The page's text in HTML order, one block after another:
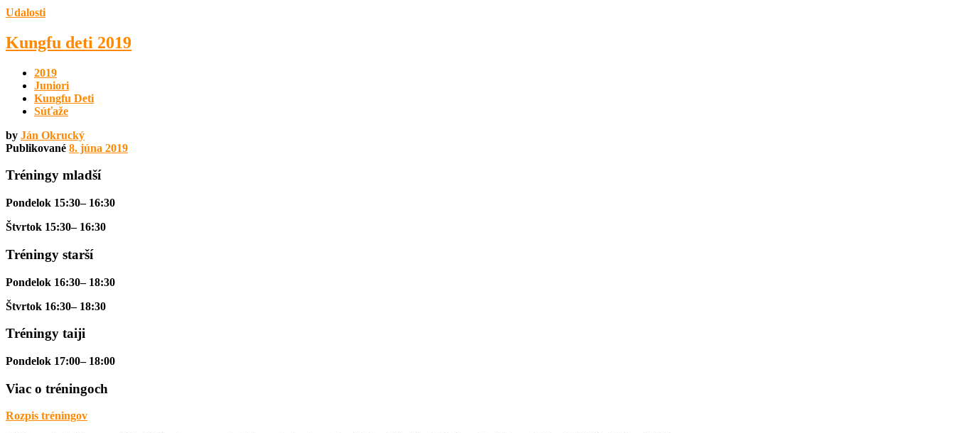
Udalosti
Kungfu deti 2019
2019
Juniori
Kungfu Deti
Súťaže
by Ján Okrucký
Publikované 8. júna 2019
Tréningy mladší
Pondelok 15:30– 16:30
Štvrtok 15:30– 16:30
Tréningy starší
Pondelok 16:30– 18:30
Štvrtok 16:30– 18:30
Tréningy taiji
Pondelok 17:00– 18:00
Viac o tréningoch
Rozpis tréningov